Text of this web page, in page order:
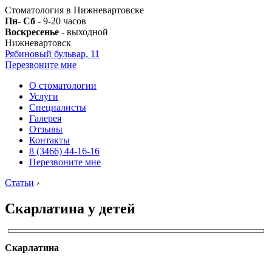
Стоматология в Нижневартовске
Пн- Сб - 9-20 часов
Воскресенье - выходной
Нижневартовск
Рябиновый бульвар, 11
Перезвоните мне
О стоматологии
Услуги
Специалисты
Галерея
Отзывы
Контакты
8 (3466) 44-16-16
Перезвоните мне
Статьи ›
Скарлатина у детей
Скарлатина